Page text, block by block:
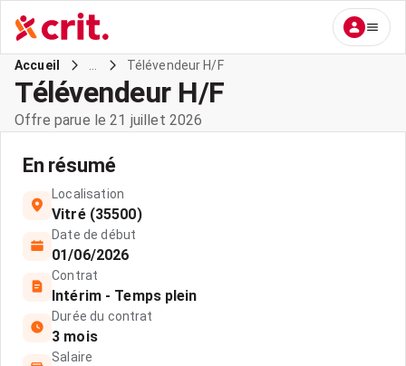
Accueil Télévendeur H/F
Télévendeur H/F
Offre parue le 21 juillet 2026
En résumé
Localisation
Vitré (35500)
Date de début
01/06/2026
Contrat
Intérim - Temps plein
Durée du contrat
3 mois
Salaire